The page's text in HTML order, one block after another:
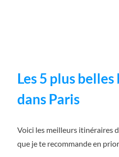
Les 5 plus
dans Paris
Voici les meilleurs itinéraires
que je te recommande en